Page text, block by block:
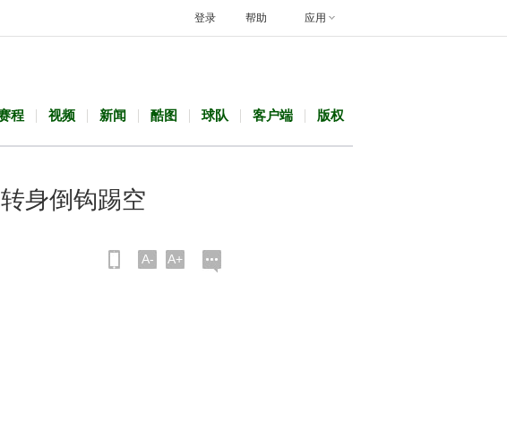
帮助 应用
登录
程 视频 新闻 酷图 球队 客户端 版权
身倒钩踢空
A- A+